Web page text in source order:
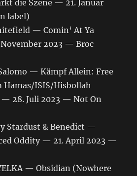
die Szene — 21. Januar
label)
— Comin‘ At Ya
2023 — Broc
— Kämpf Allein: Free
Hamas/ISIS/Hisbollah
28. Juli 2023 — Not On
Stardust & Benedict —
Oddity — 21. April 2023 —
— Obsidian (Nowhere